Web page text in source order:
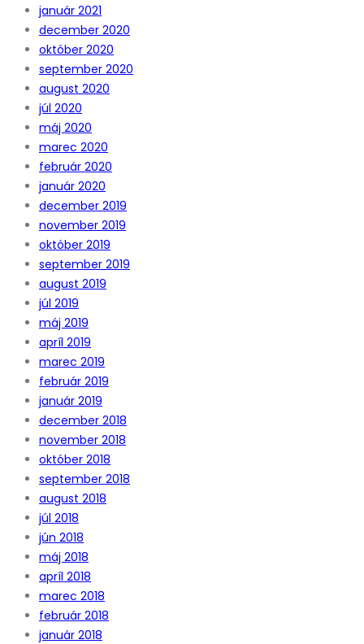
január 2021
december 2020
október 2020
september 2020
august 2020
júl 2020
máj 2020
marec 2020
február 2020
január 2020
december 2019
november 2019
október 2019
september 2019
august 2019
júl 2019
máj 2019
apríl 2019
marec 2019
február 2019
január 2019
december 2018
november 2018
október 2018
september 2018
august 2018
júl 2018
jún 2018
máj 2018
apríl 2018
marec 2018
február 2018
január 2018